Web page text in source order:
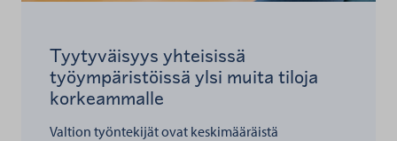
Tyytyväisyys yhteisissä
työympäristöissä ylsi muita tiloja
korkeammalle
Valtion työntekijät ovat keskimääräistä